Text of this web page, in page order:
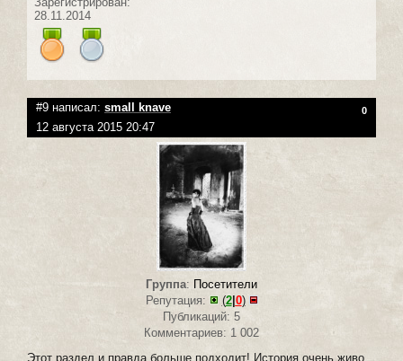
28.11.2014
#9 написал: small knave 0
12 августа 2015 20:47
Группа: Посетители
Репутация:
(2| 0)
Публикаций: 5
Комментариев: 1 002
Этот раздел и правда больше подходит! История очень живо